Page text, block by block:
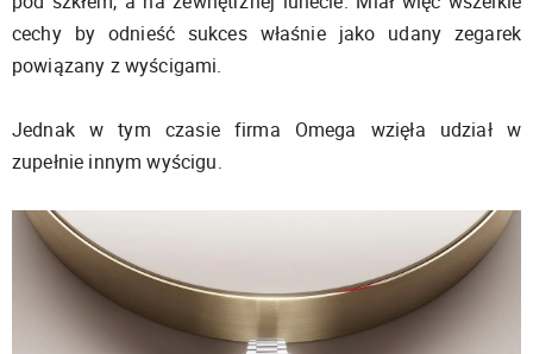
cechy by odnieść sukces właśnie jako udany zegarek
powiązany z wyścigami.
Jednak w tym czasie firma Omega wzięła udział w
zupełnie innym wyścigu.